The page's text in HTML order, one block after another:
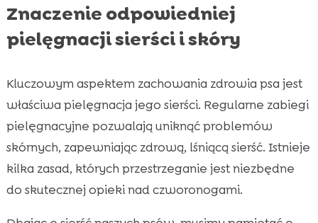
Znaczenie odpowiedniej
pielęgnacji sierści i skóry
Kluczowym aspektem zachowania zdrowia psa jest
właściwa pielęgnacja jego sierści. Regularne zabiegi
pielęgnacyjne pozwalają uniknąć problemów
skórnych, zapewniając zdrową, lśniącą sierść. Istnieje
kilka zasad, których przestrzeganie jest niezbędne
do skutecznej opieki nad czworonogami.